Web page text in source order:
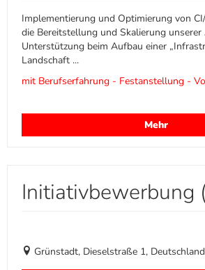
Implementierung und Optimierung von
die Bereitstellung und Skalierung
Unterstützung beim Aufbau einer
Landschaft ...
mit Berufserfahrung - Festanstellung -
Mehr
Initiativbewerbung
Grünstadt, Dieselstraße 1, Deutschland